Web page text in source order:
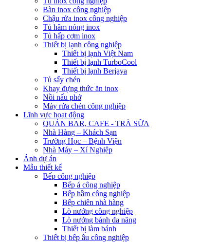
Bàn inox công nghiệp
Chậu rửa inox công nghiệp
Tủ hâm nóng inox
Tủ hấp cơm inox
Thiết bị lạnh công nghiệp
Thiết bị lạnh Việt Nam
Thiết bị lạnh TurboCool
Thiết bị lạnh Berjaya
Tủ sấy chén
Khay đựng thức ăn inox
Nồi nấu phở
Máy rửa chén công nghiệp
Lĩnh vực hoạt động
QUÁN BAR, CAFE - TRÀ SỮA
Nhà Hàng – Khách Sạn
Trường Học – Bệnh Viện
Nhà Máy – Xí Nghiệp
Ảnh dự án
Mẫu thiết kế
Bếp công nghiệp
Bếp á công nghiệp
Bếp hầm công nghiệp
Bếp chiên nhà hàng
Lò nướng công nghiệp
Lò nướng bánh đa năng
Thiết bị làm bánh
Thiết bị bếp âu công nghiệp